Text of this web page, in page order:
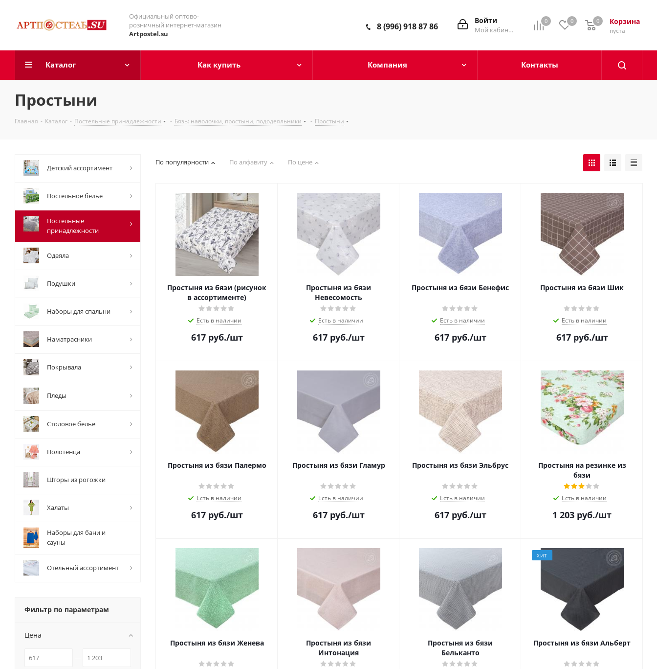
Официальный оптово-
розничный интернет-магазин
Artpostel.su
0 0 Корзина
0
пуста
0
Войти
Мой кабинет
8 (996) 918 87 86
Каталог Как купить Компания Контакты
Простыни
Главная - Каталог - Постельные принадлежности - Бязь: наволочки, простыни, пододеяльники - Простыни
По популярности По алфавиту По цене
Простыня из бязи (рисунок
в ассортименте)
Есть в наличии
617руб./шт
Простыня из бязи
Невесомость
Есть в наличии
617руб./шт
Простыня из бязи Бенефис
Есть в наличии
617руб./шт
Простыня из бязи Шик
Есть в наличии
617руб./шт
Простыня из бязи Палермо
Есть в наличии
617руб./шт
Простыня из бязи Гламур
Есть в наличии
617руб./шт
Простыня из бязи Эльбрус
Есть в наличии
617руб./шт
Простыня на резинке из
бязи
Есть в наличии
1 203 руб./шт
Простыня из бязи Женева
Простыня из бязи
Интонация
Простыня из бязи
Бельканто
ХИТ
Простыня из бязи Альберт
Детский ассортимент
Постельное белье
Постельные
принадлежности
Одеяла
Подушки
Наборы для спальни
Наматрасники
Покрывала
Пледы
Столовое белье
Полотенца
Шторы из рогожки
Халаты
Наборы для бани и
сауны
Отельный ассортимент
Фильтр по параметрам
Цена